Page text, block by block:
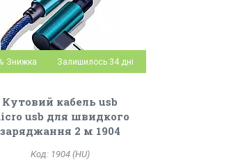
Залишилось 34 дні
Кутовий кабель usb
usb для швидкого
заряджання 2 м 1904
1904 (HU)